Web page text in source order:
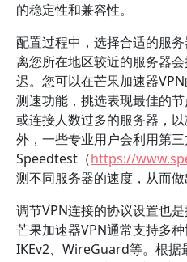
的稳定性和兼容性。
配置过程中，选择合适的服
离您所在地区较近的服务器
迟。您可以在芒果加速器
测速功能，挑选表现最佳的
或连接人数过多的服务器，
外，一些专业用户会利用第
Speedtest（https://
测不同服务器的速度，从而做
调节VPN连接的协议设置也是
芒果加速器VPN通常支持多种
IKEv2、WireGuard等。根据